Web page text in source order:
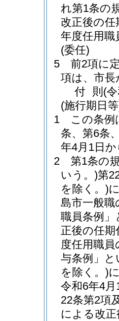
れ第1条の
改正後の
年度任用
(委任)
5
前2項に
項は、市
付 則 (
(施行期日
1
この条例
条、第6条
年4月1日
2
第1条の
いう。)第
を除く。)
島市一般職
職員条例」
正後の任
度任用職
与条例」と
を除く。)
令和6年4
22条第2項
による改